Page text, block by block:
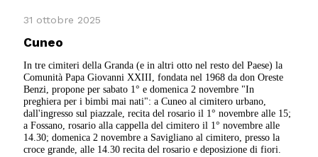
31 ottobre 2025
Cuneo
In tre cimiteri della Granda (e in altri otto nel resto del Paese) la
Comunità Papa Giovanni XXIII, fondata nel 1968 da don Oreste
Benzi, propone per sabato 1° e domenica 2 novembre "In
preghiera per i bimbi mai nati": a Cuneo al cimitero urbano,
dall'ingresso sul piazzale, recita del rosario il 1° novembre alle 15;
a Fossano, rosario alla cappella del cimitero il 1° novembre alle
14.30; domenica 2 novembre a Savigliano al cimitero, presso la
croce grande, alle 14.30 recita del rosario e deposizione di fiori.